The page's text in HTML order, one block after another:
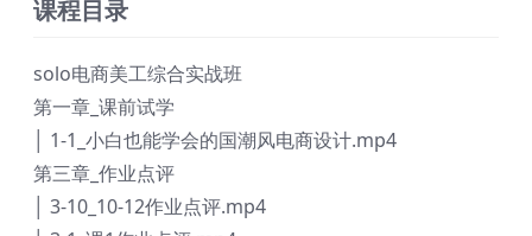
课程目录
solo电商美工综合实战班
第一章_课前试学
│ 1-1_小白也能学会的国潮风电商设计.mp4
第三章_作业点评
│ 3-10_10-12作业点评.mp4